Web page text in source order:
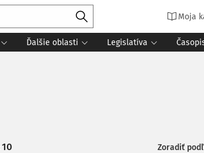
Moja
Ďalšie oblasti Legislatíva
10 Zoradiť